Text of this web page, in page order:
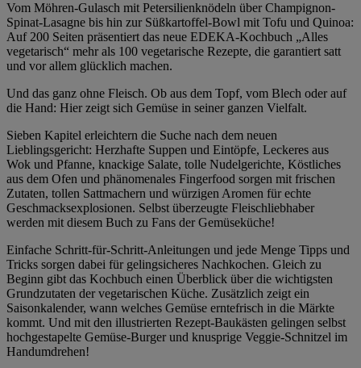
Vom Möhren-Gulasch mit Petersilienknödeln über Champignon-
Spinat-Lasagne bis hin zur Süßkartoffel-Bowl mit Tofu und Quinoa:
Auf 200 Seiten präsentiert das neue EDEKA-Kochbuch „Alles
vegetarisch“ mehr als 100 vegetarische Rezepte, die garantiert satt
und vor allem glücklich machen.
Und das ganz ohne Fleisch. Ob aus dem Topf, vom Blech oder auf
die Hand: Hier zeigt sich Gemüse in seiner ganzen Vielfalt.
Sieben Kapitel erleichtern die Suche nach dem neuen
Lieblingsgericht: Herzhafte Suppen und Eintöpfe, Leckeres aus
Wok und Pfanne, knackige Salate, tolle Nudelgerichte, Köstliches
aus dem Ofen und phänomenales Fingerfood sorgen mit frischen
Zutaten, tollen Sattmachern und würzigen Aromen für echte
Geschmacksexplosionen. Selbst überzeugte Fleischliebhaber
werden mit diesem Buch zu Fans der Gemüseküche!
Einfache Schritt-für-Schritt-Anleitungen und jede Menge Tipps und
Tricks sorgen dabei für gelingsicheres Nachkochen. Gleich zu
Beginn gibt das Kochbuch einen Überblick über die wichtigsten
Grundzutaten der vegetarischen Küche. Zusätzlich zeigt ein
Saisonkalender, wann welches Gemüse erntefrisch in die Märkte
kommt. Und mit den illustrierten Rezept-Baukästen gelingen selbst
hochgestapelte Gemüse-Burger und knusprige Veggie-Schnitzel im
Handumdrehen!